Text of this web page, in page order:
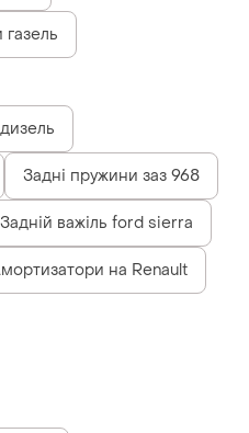
Задні пружини заз 968
Задній важіль ford sierra
на Renault